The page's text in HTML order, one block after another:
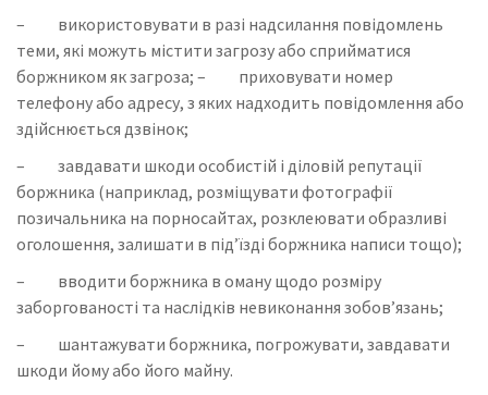
– використовувати в разі надсилання повідомлень
теми, які можуть містити загрозу або сприйматися
боржником як загроза; – приховувати номер
телефону або адресу, з яких надходить повідомлення або
здійснюється дзвінок;
– завдавати шкоди особистій і діловій репутації
боржника (наприклад, розміщувати фотографії
позичальника на порносайтах, розклеювати образливі
оголошення, залишати в під’їзді боржника написи тощо);
– вводити боржника в оману щодо розміру
заборгованості та наслідків невиконання зобов’язань;
– шантажувати боржника, погрожувати, завдавати
шкоди йому або його майну.